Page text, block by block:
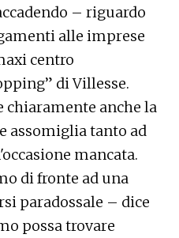
– riguardo
alle imprese
centro
di Villesse.
chiaramente anche la
assomiglia tanto ad
mancata.
di fronte ad una
paradossale – dice
possa trovare